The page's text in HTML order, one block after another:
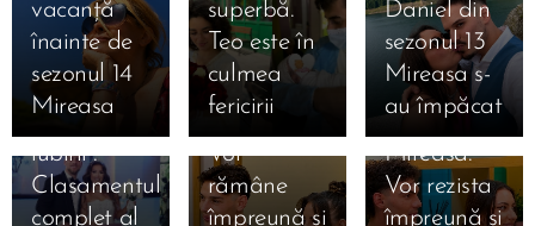
vacanță
înainte de
sezonul 14
Mireasa
superbă.
Teo este în
culmea
fericirii
Daniel din
sezonul 13
Mireasa s-
au împăcat
câștigat
Mireasa,
sezonul 13
„Meciul
iubirii”.
Clasamentul
complet al
Daniela și
Mihai
după
Mireasa.
Vor
rămâne
împreună și
16.07.2026
Denis și
Bianca
după
Mireasa.
Vor rezista
împreună și